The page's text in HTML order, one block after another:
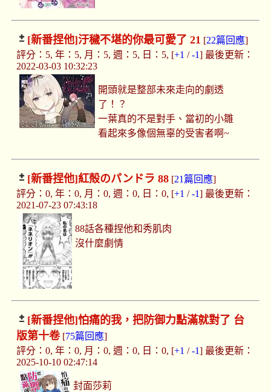
[新番捏他]汙穢不堪的你最可愛了 21 [22篇回應]
評分：5, 年：5, 月：5, 週：5, 日：5, [+1 /-1] 最後更新：
2022-03-03 10:32:23
開頭就是整部未來走向的劇透
了！？
一葉真的不是對手、當初的小雛
看起來多像個無辜的受害者啊~
[新番捏他]紅殻のパンドラ 88[21篇回應]
評分：0, 年：0, 月：0, 週：0, 日：0, [+1 /-1] 最後更新：
2021-07-23 07:43:18
88話各種捏他和秀肌肉
沒什麼劇情
[新番捏他]怕痛的我，把防御力點滿就對了 台
版第十卷[75篇回應]
評分：0, 年：0, 月：0, 週：0, 日：0, [+1 /-1] 最後更新：
2025-10-10 02:47:14
封面莎莉